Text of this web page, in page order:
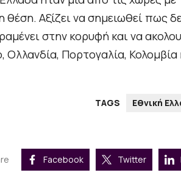
θέση. Αξίζει να σημειωθεί πως
στην κορυφή και να
Ολλανδία, Πορτογαλία, Κολομβία
TAGS Εθνική
Facebook Twitter